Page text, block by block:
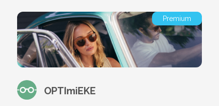
Premium
OPTImiEKE